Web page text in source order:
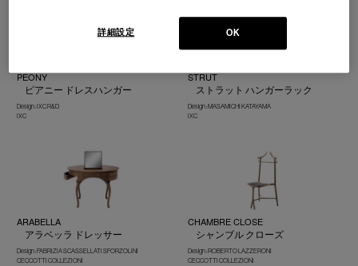
PEONY
ピアニー ドレスハンガー
Design : IXC R&D
IXC
STRUT
ストラット ハンガーラック
Design : MASAMICHI KATAYAMA
IXC
ARABELLA
アラベッラ ドレッサー
Design : FABRIZIA SCASSELLATI SFORZOLINI
CECCOTTI COLLEZIONI
CHAMBRE CLOSE
シャンブル クローズ
Design : ROBERTO LAZZERONI
CECCOTTI COLLEZIONI
OK
詳細設定